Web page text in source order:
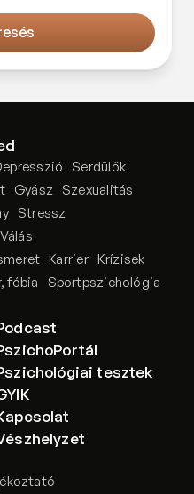
Serdülők
Gyász Szexualitás
Stressz
Válás
Karrier Krízisek
fóbia Sportpszichológia
tesztek